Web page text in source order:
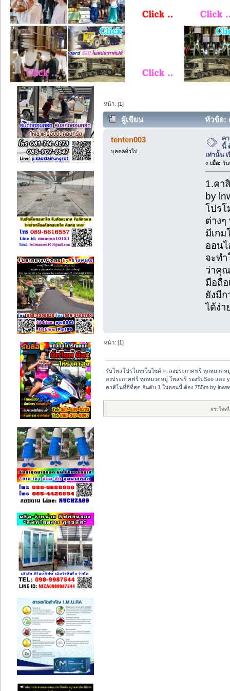
หน้า: [1]
ผู้เขียน
หัวข้อ:
lnwasia เท่านั้น เปิดมานานมากกว (
tenten003
บุคคลทั่วไป
ค
นี้
เท่านั้น
« เมื่อ: วัน
1.คา
by
โปร
ต่าง
มีเกม
ออน
จะท
ว่าคุ
มือถือ
ยังมี
ได้ง่า
หน้า: [1]
รับโพสโปรโมทเว็บไซต์ » ลงประกาศฟรี ทุกหมวดห
ลงประกาศฟรี ทุกหมวดหมู่ โพสฟรี รองรับSeo และ
คาสิโนที่ดีที่สุด อันดับ 1 ในตอนนี้ ต้อง 755m by
กระโดด